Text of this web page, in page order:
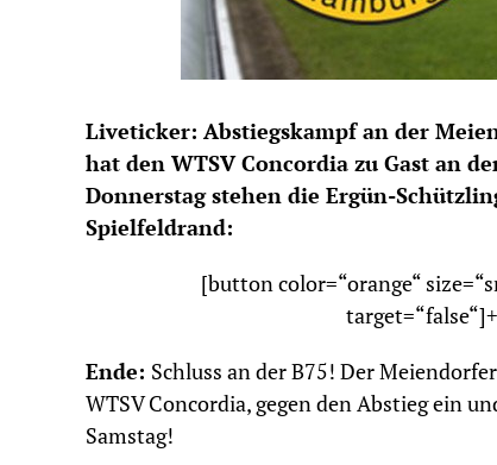
Liveticker: Abstiegskampf an der
hat den WTSV Concordia zu Gast an
Donnerstag stehen die Ergün-
Spielfeldrand:
[button color=“orange“
Ende: Schluss an der B75! Der
WTSV Concordia, gegen den Abstieg ein
Samstag!